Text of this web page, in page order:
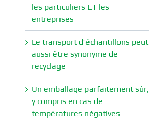
les particuliers ET les
entreprises
Le transport d’échantillons peut
aussi être synonyme de
recyclage
Un emballage parfaitement sûr,
y compris en cas de
températures négatives